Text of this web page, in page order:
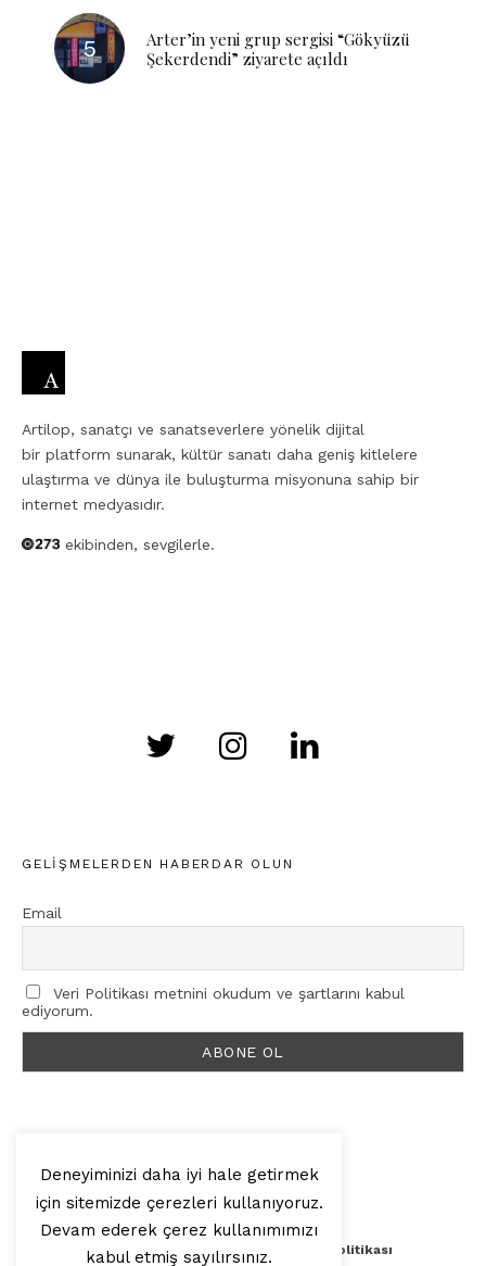
Arter’in yeni grup sergisi “Gökyüzü
Şekerdendi” ziyarete açıldı
Artilop, sanatçı ve sanatseverlere yönelik dijital
bir platform sunarak, kültür sanatı daha geniş kitlelere
ulaştırma ve dünya ile buluşturma misyonuna sahip bir
internet medyasıdır.
ekibinden, sevgilerle.
GELIŞMELERDEN HABERDAR OLUN
Email
Veri Politikası metnini okudum ve şartlarını kabul
ediyorum.
© 2025, Artilop
Künye Yazar Başvurusu Veri Politikası
Deneyiminizi daha iyi hale getirmek
için sitemizde çerezleri kullanıyoruz.
Devam ederek çerez kullanımımızı
kabul etmiş sayılırsınız.